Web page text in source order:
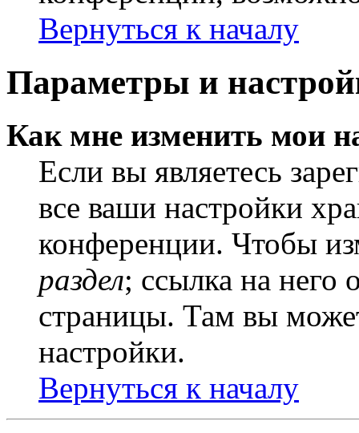
Вернуться к началу
Параметры и
Как мне изменить мои
Если вы являетесь
все ваши настройки
конференции. Чтобы
раздел; ссылка на него
страницы. Там вы
настройки.
Вернуться к началу